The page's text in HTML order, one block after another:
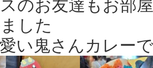
のお友達もお部
した
い鬼さんカレー